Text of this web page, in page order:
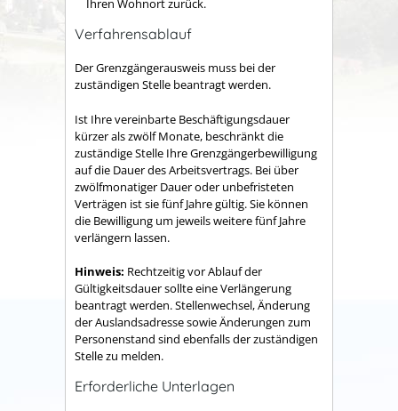
Ihren Wohnort zurück.
Verfahrensablauf
Der Grenzgängerausweis muss bei der
zuständigen Stelle beantragt werden.
Ist Ihre vereinbarte Beschäftigungsdauer
kürzer als zwölf Monate, beschränkt die
zuständige Stelle Ihre Grenzgängerbewilligung
auf die Dauer des Arbeitsvertrags. Bei über
zwölfmonatiger Dauer oder unbefristeten
Verträgen ist sie fünf Jahre gültig. Sie können
die Bewilligung um jeweils weitere fünf Jahre
verlängern lassen.
Hinweis: Rechtzeitig vor Ablauf der
Gültigkeitsdauer sollte eine Verlängerung
beantragt werden. Stellenwechsel, Änderung
der Auslandsadresse sowie Änderungen zum
Personenstand sind ebenfalls der zuständigen
Stelle zu melden.
Erforderliche Unterlagen